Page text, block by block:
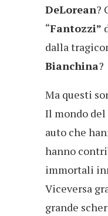
DeLorean?
“Fantozzi”
dalla
Bianchina?
Ma questi
Il mondo
auto che
hanno
immortali
Viceversa
grande